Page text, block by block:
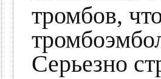
тромбов,
Серьезно